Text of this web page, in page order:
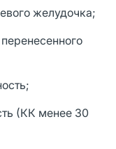
желудочка;
(КК менее 30